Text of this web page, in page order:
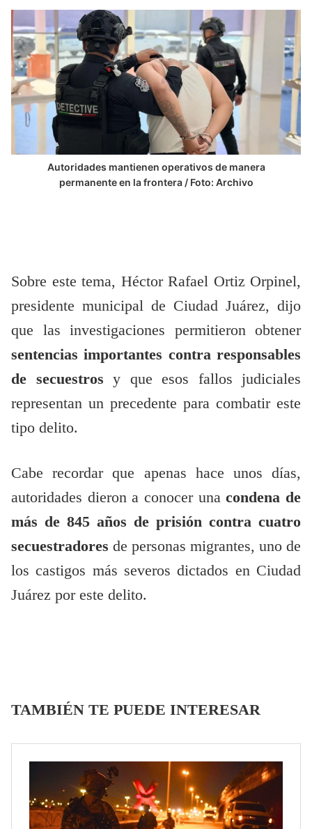
Autoridades mantienen operativos de manera
permanente en la frontera / Foto: Archivo
Sobre este tema, Héctor Rafael Ortiz Orpinel,
presidente municipal de Ciudad Juárez, dijo
que las investigaciones permitieron obtener
sentencias importantes contra responsables
de secuestros y que esos fallos judiciales
representan un precedente para combatir este
tipo delito.
Cabe recordar que apenas hace unos días,
autoridades dieron a conocer unacondena de
más de 845 años de prisión contra cuatro
secuestradores de personas migrantes, uno de
los castigos más severos dictados en Ciudad
Juárez por este delito.
TAMBIÉN TE PUEDE INTERESAR